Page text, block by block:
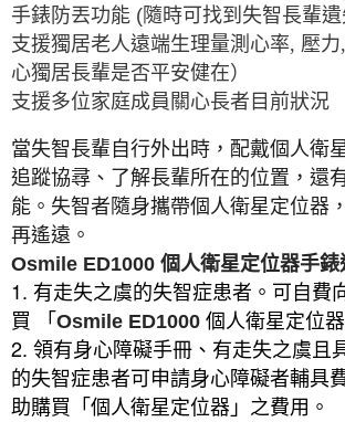
手錶防丟功能 (隨時可找到失智長輩遺
支援獨居老人遠端生理量測心率, 壓
心獨居長輩是否平安健在）
支援多位家庭成員關心長者目前狀況
當失智長輩自行外出時，配戴個人衛
追蹤協尋、了解長輩所在的位置，還
能。失智者隨身攜帶個人衛星定位器
再遙遠。
Osmile ED1000 個人衛星定位器手錶
1. 有走失之虞的失智症患者。可自費
買
「 Osmile ED1000 個人衛星定位器
2. 領有身心障礙手冊、有走失之虞且
的失智症患者可申請身心障礙者輔具
助購買「個人衛星定位器」之費用。